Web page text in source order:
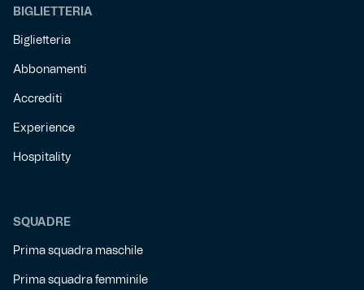
BIGLIETTERIA
Biglietteria
Abbonamenti
Accrediti
Experience
Hospitality
SQUADRE
Prima squadra maschile
Prima squadra femminile